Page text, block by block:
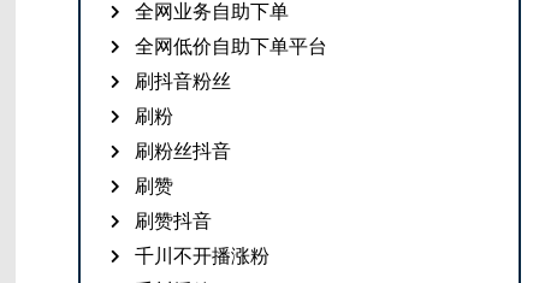
全网业务自助下单
全网低价自助下单平台
刷抖音粉丝
刷粉
刷粉丝抖音
刷赞
刷赞抖音
千川不开播涨粉